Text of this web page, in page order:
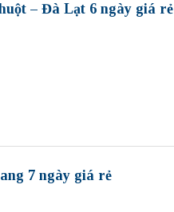
– Đà Lạt 6 ngày giá rẻ
7 ngày giá rẻ